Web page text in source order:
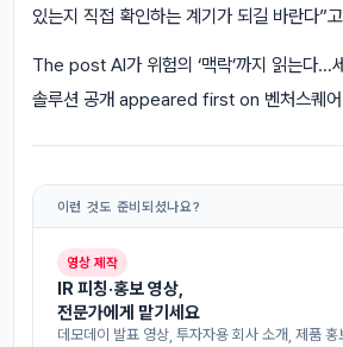
있는지 직접 확인하는 계기가 되길 바란다”
The post AI가 위험의 ‘맥락’까지 읽는다…
솔루션 공개 appeared first on 벤처스퀘
이런 것도 준비되셨나요?
영상 제작
IR 피칭·홍보 영상,
전문가에게 맡기세요
데모데이 발표 영상, 투자자용 회사 소개, 제품